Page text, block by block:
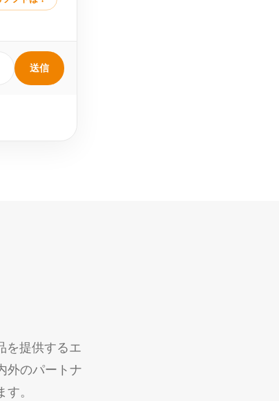
送信
を提供するエ
外のパートナ
。